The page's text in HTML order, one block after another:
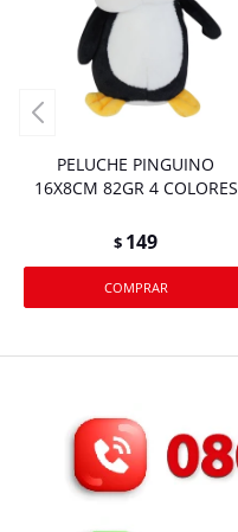
PELUCHE PINGUINO
16X8CM 82GR 4 COLORES
$ 149